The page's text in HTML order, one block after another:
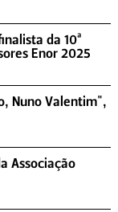
da 10ª
Enor 2025
Nuno Valentim",
Associação